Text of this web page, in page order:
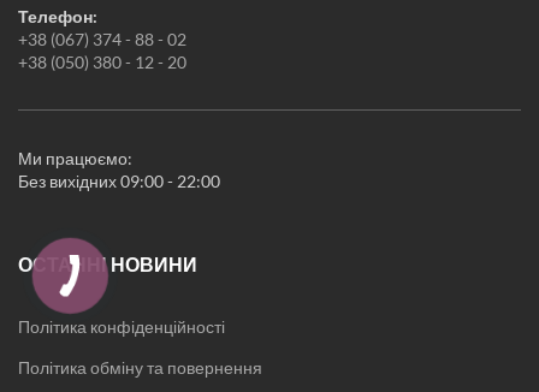
Телефон:
+38 (067) 374 - 88 - 02
+38 (050) 380 - 12 - 20
Ми працюємо:
Без вихідних 09:00 - 22:00
ОСТАННІ НОВИНИ
Політика конфіденційності
Політика обміну та повернення